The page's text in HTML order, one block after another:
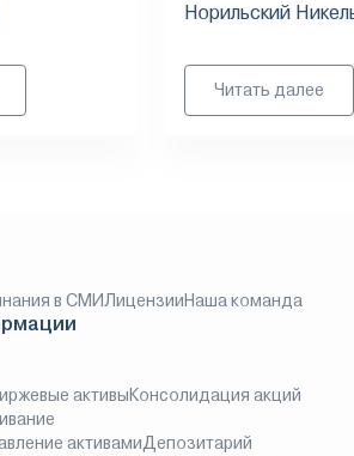
Норильский
Читать далее
в СМИЛицензииНаша команда
активыКонсолидация акций
активамиДепозитарий